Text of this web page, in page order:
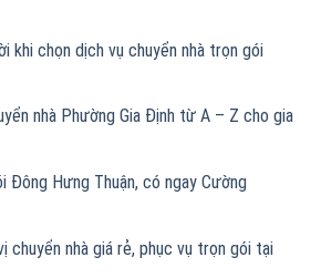
khi chọn dịch vụ chuyển nhà trọn gói
nhà Phường Gia Định từ A – Z cho gia
Đông Hưng Thuận, có ngay Cường
chuyển nhà giá rẻ, phục vụ trọn gói tại